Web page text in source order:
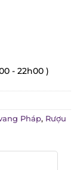
- 22h00 )
Pháp, Rượu